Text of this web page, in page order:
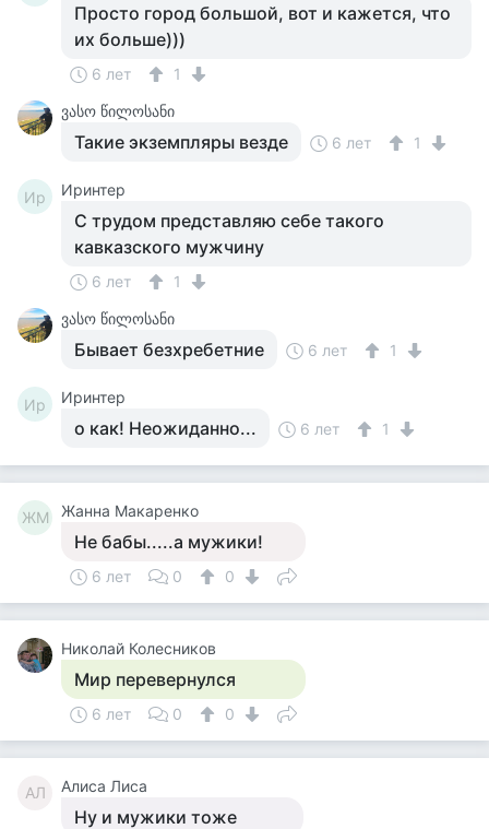
Просто город большой, вот и кажется, что
их больше)))
6 лет
1
ვასო წილოსანი
Такие экземпляры везде 6 лет 1
Ир Иринтер
С трудом представляю себе такого
кавказского мужчину
6 лет
1
ვასო წილოსანი
Бывает безхребетние 6 лет 1
Ир Иринтер
о как! Неожиданно... 6 лет 1
ЖМ Жанна Макаренко
Не бабы.....а мужики!
6 лет 0 0
Николай Колесников
Мир перевернулся
6 лет 0 0
АЛ Алиса Лиса
Ну и мужики тоже